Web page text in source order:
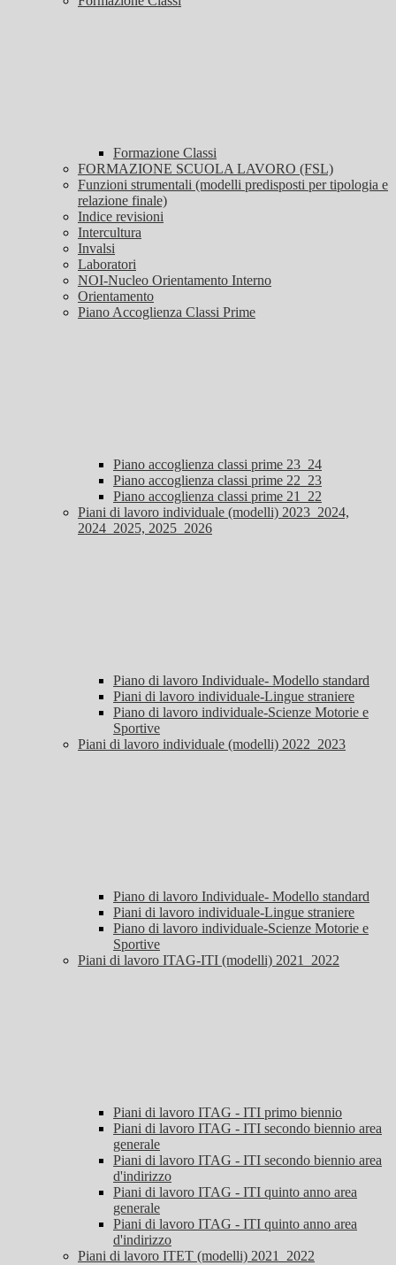
Formazione Classi
FORMAZIONE SCUOLA LAVORO (FSL)
Funzioni strumentali (modelli predisposti per tipologia e
relazione finale)
Indice revisioni
Intercultura
Invalsi
Laboratori
NOI-Nucleo Orientamento Interno
Orientamento
Piano Accoglienza Classi Prime
Piano accoglienza classi prime 23_24
Piano accoglienza classi prime 22_23
Piano accoglienza classi prime 21_22
Piani di lavoro individuale (modelli) 2023_2024,
2024_2025, 2025_2026
Piano di lavoro Individuale- Modello standard
Piani di lavoro individuale-Lingue straniere
Piano di lavoro individuale-Scienze Motorie e
Sportive
Piani di lavoro individuale (modelli) 2022_2023
Piano di lavoro Individuale- Modello standard
Piani di lavoro individuale-Lingue straniere
Piano di lavoro individuale-Scienze Motorie e
Sportive
Piani di lavoro ITAG-ITI (modelli) 2021_2022
Piani di lavoro ITAG - ITI primo biennio
Piani di lavoro ITAG - ITI secondo biennio area
generale
Piani di lavoro ITAG - ITI secondo biennio area
d'indirizzo
Piani di lavoro ITAG - ITI quinto anno area
generale
Piani di lavoro ITAG - ITI quinto anno area
d'indirizzo
Piani di lavoro ITET (modelli) 2021_2022